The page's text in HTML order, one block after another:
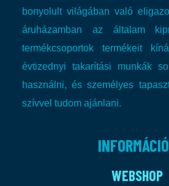
bonyolult világában való
áruházamban az általam
termékcsoportok termékeit
évtizednyi takarítási munkák
használni, és személyes
szívvel tudom ajánlani.
WEBSHOP